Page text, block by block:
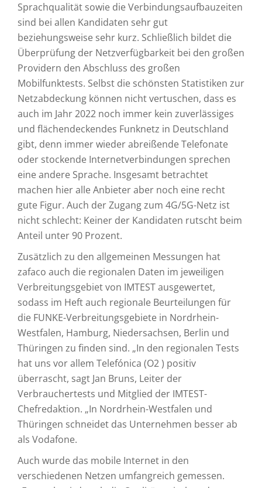
Sprachqualität sowie die Verbindungsaufbauzeiten
sind bei allen Kandidaten sehr gut
beziehungsweise sehr kurz. Schließlich bildet die
Überprüfung der Netzverfügbarkeit bei den großen
Providern den Abschluss des großen
Mobilfunktests. Selbst die schönsten Statistiken zur
Netzabdeckung können nicht vertuschen, dass es
auch im Jahr 2022 noch immer kein zuverlässiges
und flächendeckendes Funknetz in Deutschland
gibt, denn immer wieder abreißende Telefonate
oder stockende Internetverbindungen sprechen
eine andere Sprache. Insgesamt betrachtet
machen hier alle Anbieter aber noch eine recht
gute Figur. Auch der Zugang zum 4G/5G-Netz ist
nicht schlecht: Keiner der Kandidaten rutscht beim
Anteil unter 90 Prozent.
Zusätzlich zu den allgemeinen Messungen hat
zafaco auch die regionalen Daten im jeweiligen
Verbreitungsgebiet von IMTEST ausgewertet,
sodass im Heft auch regionale Beurteilungen für
die FUNKE-Verbreitungsgebiete in Nordrhein-
Westfalen, Hamburg, Niedersachsen, Berlin und
Thüringen zu finden sind. „In den regionalen Tests
hat uns vor allem Telefónica (O2 ) positiv
überrascht, sagt Jan Bruns, Leiter der
Verbrauchertests und Mitglied der IMTEST-
Chefredaktion. „In Nordrhein-Westfalen und
Thüringen schneidet das Unternehmen besser ab
als Vodafone.
Auch wurde das mobile Internet in den
verschiedenen Netzen umfangreich gemessen.